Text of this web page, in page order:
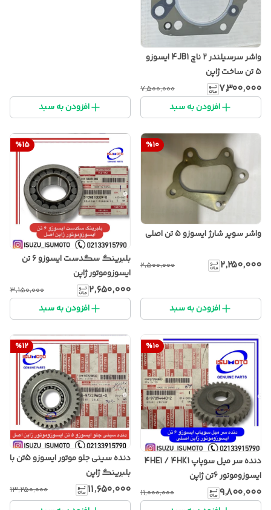
واشر سرسیلندر ۲ ناچ 4JB1 ایسوزو
۵ تن ساخت ژاپن
۷٬۳۰۰٬۰۰۰ ۷٬۵۰۰٬۰۰۰
افزودن به سبد افزودن به سبد
%10
واشر سوپر شارژ ایسوزو ۵ تن اصلی
۲٬۲۵۰٬۰۰۰ ۲٬۵۰۰٬۰۰۰
افزودن به سبد
%15
بلبرینگ سگدست ایسوزو ۶ تن
ایسوزوموتور ژاپن
۲٬۶۵۰٬۰۰۰ ۳٬۱۵۰٬۰۰۰
افزودن به سبد
%10
دنده سر میل سوپاپ 4HE1 / 4HK1
ایسوزوموتور 6تن ژاپن
۹٬۸۰۰٬۰۰۰ ۱۱٬۰۰۰٬۰۰۰
%12
دنده سینی جلو موتور ایسوزو 5تن با
بلبرینگ ژاپن
۱۱٬۶۵۰٬۰۰۰ ۱۳٬۲۵۰٬۰۰۰